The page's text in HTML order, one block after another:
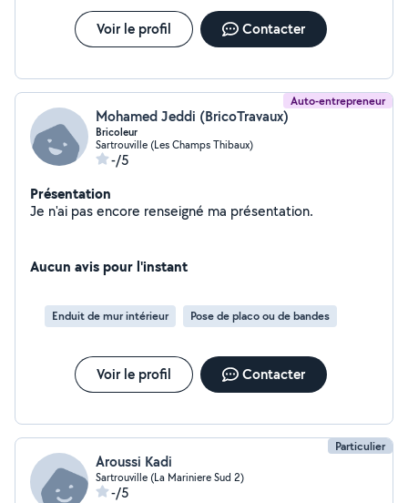
Voir le profil Contacter
Auto-entrepreneur
Mohamed Jeddi (BricoTravaux)
Bricoleur
Sartrouville (Les Champs Thibaux)
-/5
Présentation
Je n'ai pas encore renseigné ma présentation.
Aucun avis pour l'instant
Enduit de mur intérieur Pose de placo ou de bandes
Voir le profil Contacter
Particulier
Aroussi Kadi
Sartrouville (La Mariniere Sud 2)
-/5